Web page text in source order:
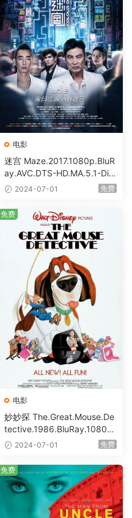
电影
迷宫 Maze.2017.1080p.BluR
ay.AVC.DTS-HD.MA.5.1-DiY
@HDHome [BDISO 19.7GB]
2024-07-01 免费
电影
妙妙探 The.Great.Mouse.De
tective.1986.BluRay.1080p.
AVC.DTS-HD.MA.5.1-HDHo
2024-07-01 免费
免费
免费